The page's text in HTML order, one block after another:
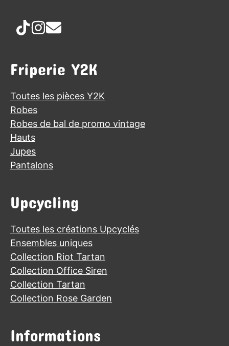
Friperie Y2K
Toutes les pièces Y2K
Robes
Robes de bal de promo vintage
Hauts
Jupes
Pantalons
Upcycling
Toutes les créations Upcyclés
Ensembles uniques
Collection Riot Tartan
Collection Office Siren
Collection Tartan
Collection Rose Garden
Informations